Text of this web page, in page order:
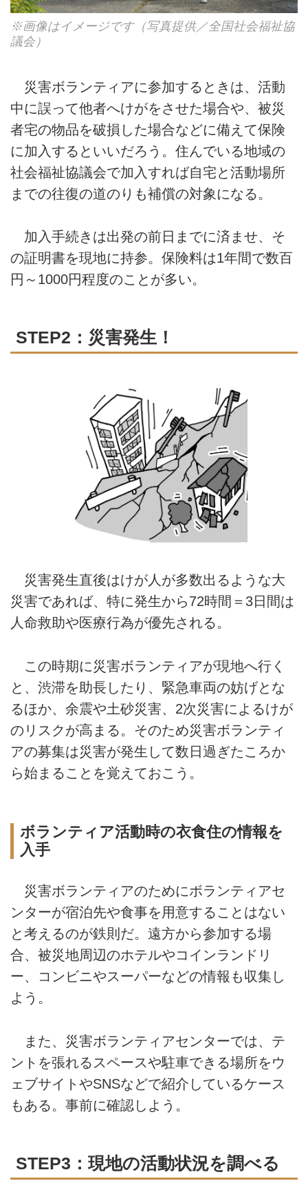
※画像はイメージです（写真提供／全国社会福祉協
議会）
災害ボランティアに参加するときは、活動
中に誤って他者へけがをさせた場合や、被災
者宅の物品を破損した場合などに備えて保険
に加入するといいだろう。住んでいる地域の
社会福祉協議会で加入すれば自宅と活動場所
までの往復の道のりも補償の対象になる。
加入手続きは出発の前日までに済ませ、そ
の証明書を現地に持参。保険料は1年間で数百
円～1000円程度のことが多い。
STEP2：災害発生！
災害発生直後はけが人が多数出るような大
災害であれば、特に発生から72時間＝3日間は
人命救助や医療行為が優先される。
この時期に災害ボランティアが現地へ行く
と、渋滞を助長したり、緊急車両の妨げとな
るほか、余震や土砂災害、2次災害によるけが
のリスクが高まる。そのため災害ボランティ
アの募集は災害が発生して数日過ぎたころか
ら始まることを覚えておこう。
ボランティア活動時の衣食住の情報を
入手
災害ボランティアのためにボランティアセ
ンターが宿泊先や食事を用意することはない
と考えるのが鉄則だ。遠方から参加する場
合、被災地周辺のホテルやコインランドリ
ー、コンビニやスーパーなどの情報も収集し
よう。
また、災害ボランティアセンターでは、テ
ントを張れるスペースや駐車できる場所をウ
ェブサイトやSNSなどで紹介しているケース
もある。事前に確認しよう。
STEP3：現地の活動状況を調べる